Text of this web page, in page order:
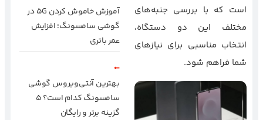
است که با بررسی جنبه‌های
مختلف این دو دستگاه،
انتخاب مناسبی برای نیازهای
شما فراهم شود.
آموزش خاموش کردن 5G در
گوشی سامسونگ؛ افزایش
عمر باتری
بهترین آنتی‌ویروس گوشی
سامسونگ کدام است؟ ۵
گزینه برتر و رایگان